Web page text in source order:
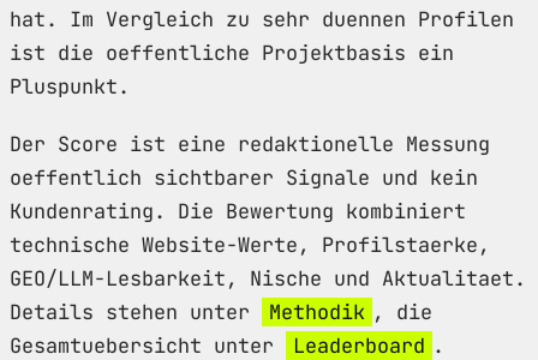
hat. Im Vergleich zu sehr duennen Profilen
ist die oeffentliche Projektbasis ein
Pluspunkt.
Der Score ist eine redaktionelle Messung
oeffentlich sichtbarer Signale und kein
Kundenrating. Die Bewertung kombiniert
technische Website-Werte, Profilstaerke,
GEO/LLM-Lesbarkeit, Nische und Aktualitaet.
Details stehen unter
Methodik , die
Gesamtuebersicht unter
Leaderboard .